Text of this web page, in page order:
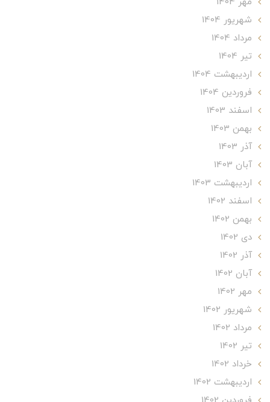
شهریور 1404
مرداد 1404
تير 1404
ارديبهشت 1404
فروردین 1404
اسفند 1403
بهمن 1403
آذر 1403
آبان 1403
ارديبهشت 1403
اسفند 1402
بهمن 1402
دی 1402
آذر 1402
آبان 1402
مهر 1402
شهریور 1402
مرداد 1402
تير 1402
خرداد 1402
ارديبهشت 1402